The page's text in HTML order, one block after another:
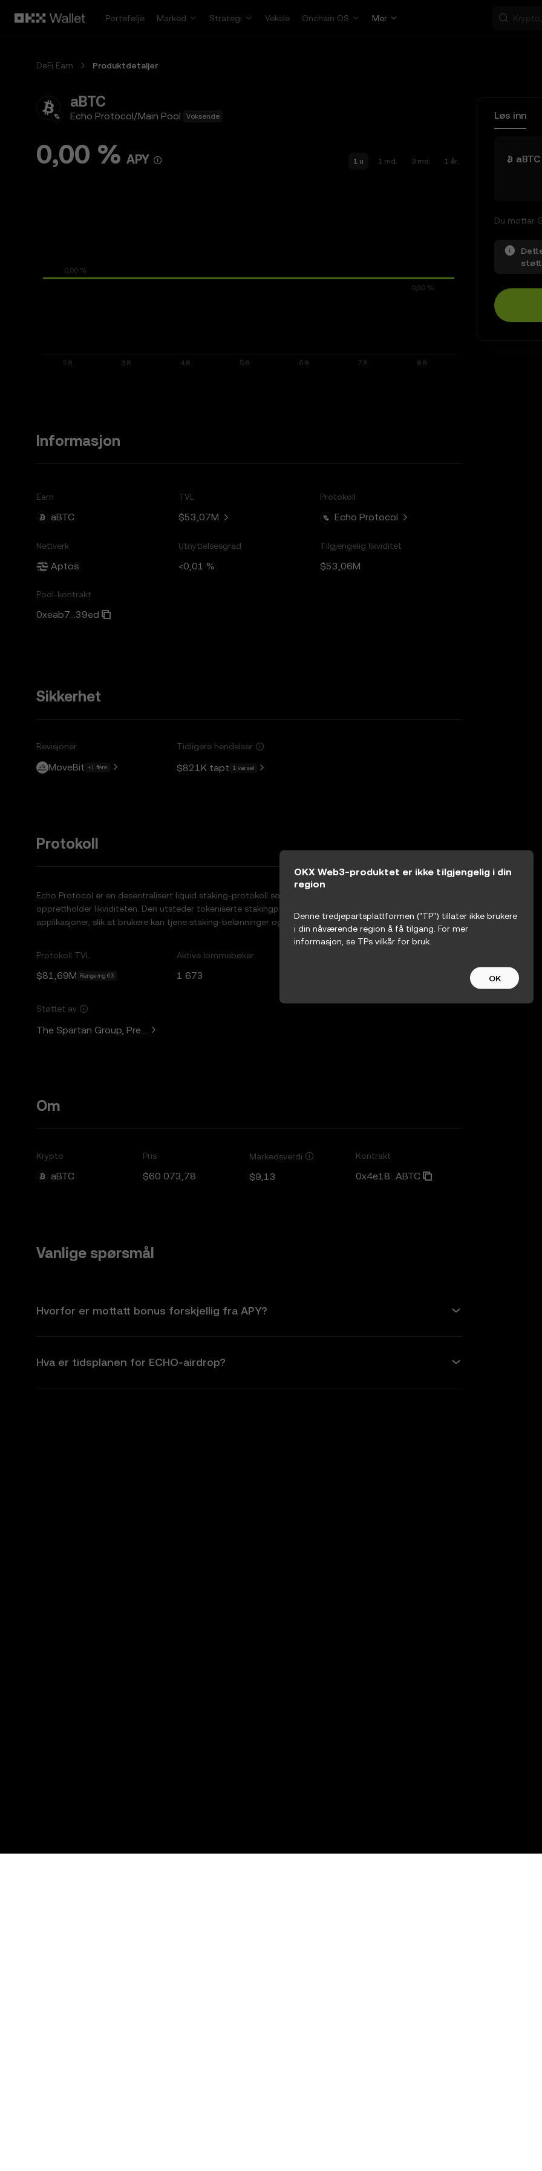
Portefølje
Marked Strategi Veksle Onchain OS Mer
DeFi Earn Produktdetaljer
aBTC
Echo Protocol/Main Pool Voksende
0,00 % APY 1 u 1 md. 3 md. 1 år
Informasjon
Earn
aBTC
TVL
$53,07M
Protokoll
Echo Protocol
Nettverk
Aptos
Utnyttelsesgrad
<0,01 %
Tilgjengelig likviditet
$53,06M
Pool-kontrakt
0xeab7...39ed
Sikkerhet
Revisjoner
MoveBit +1 flere
Tidligere hendelser
$821K tapt 1 varsel
Protokoll
Echo Protocol er en desentralisert liquid staking-protokoll som lar brukere stake aktiva mens de
opprettholder likviditeten. Den utsteder tokeniserte stakingposisjoner som kan brukes på tvers av DeFi-
applikasjoner, slik at brukere kan tjene staking-belønninger og ekstra avkastning samtidig.
Protokoll TVL
$81,69M Rangering 63
Aktive lommebøker
1 673
Støttet av
The Spartan Group, Presto Labs, Selini Capital, Maelstrom Capital, Web3Port, ABCDE Capital, Jordi Alexander,
Om
Krypto
aBTC
Pris
$60 073,78
Markedsverdi
$9,13
Kontrakt
0x4e18...ABTC
Vanlige spørsmål
Hvorfor er mottatt bonus forskjellig fra APY?
Hva er tidsplanen for ECHO-airdrop?
Løs inn
aBTC
Du mottar
OKX Web3-produktet er ikke tilgjengelig i din
region
Denne tredjepartsplattformen ("TP") tillater ikke brukere
i din nåværende region å få tilgang. For mer
informasjon, se TPs vilkår for bruk.
OK